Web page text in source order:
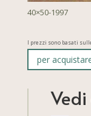
40×50-1997
I prezzi sono basati
per